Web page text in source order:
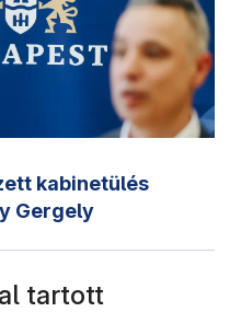
kabinetülés
Gergely
tartott